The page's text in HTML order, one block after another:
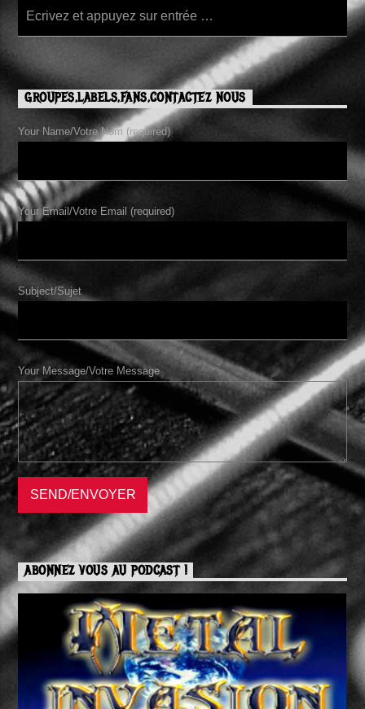
GROUPES,LABELS,FANS,CONTACTEZ NOUS
Your Name/Votre Nom (required)
Your Email/Votre Email (required)
Subject/Sujet
Your Message/Votre Message
ABONNEZ VOUS AU PODCAST !